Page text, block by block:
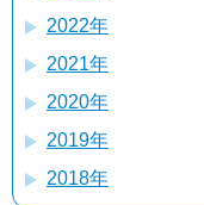
11月
7月
6月
5月
4月
2022年
11月
10月
8月
7月
2021年
12月
11月
10月
2020年
12月
11月
2019年
12月
2018年